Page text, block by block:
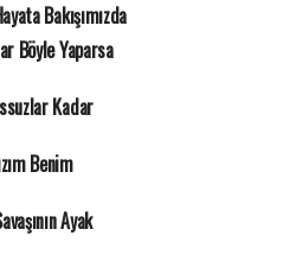
Bakışımızda
Böyle Yaparsa
Kadar
Benim
Ayak